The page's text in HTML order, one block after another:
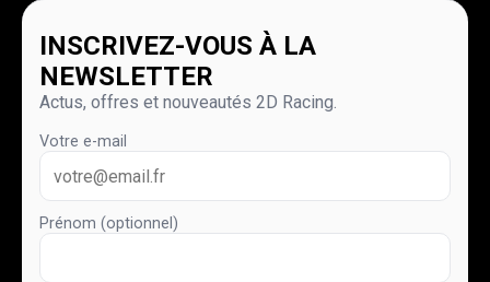
INSCRIVEZ-VOUS À LA
NEWSLETTER
Actus, offres et nouveautés 2D Racing.
Votre e-mail
Prénom (optionnel)